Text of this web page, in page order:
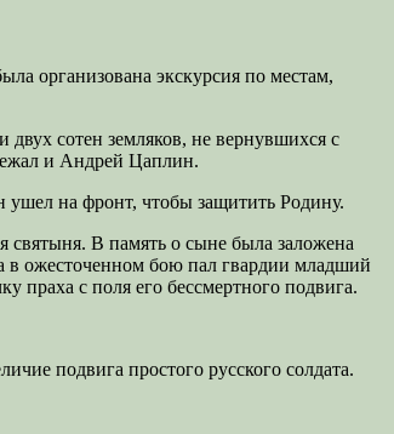
организована экскурсия по местам,
сотен земляков, не вернувшихся с
и Андрей Цаплин.
ушел на фронт, чтобы защитить Родину.
святыня. В память о сыне была заложена
в ожесточенном бою пал гвардии младший
праха с поля его бессмертного подвига.
подвига простого русского солдата.